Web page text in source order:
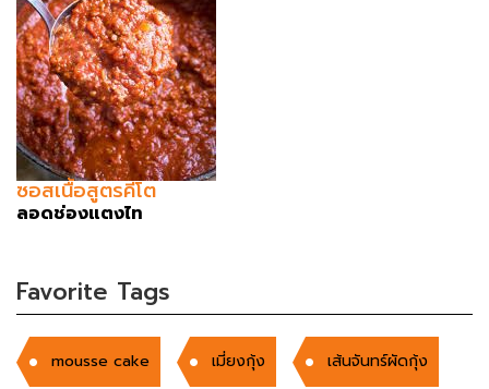
ซอสเนื้อสูตรคีโต
ลอดช่องแตงไท
Favorite Tags
mousse cake เมี่ยงกุ้ง เส้นจันทร์ผัดกุ้ง